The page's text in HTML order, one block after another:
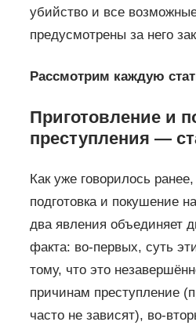
убийство и все
предусмотрены за него
Рассмотрим каждую
Приготовление и
преступления —
Как уже говорилось
подготовка и покушение
два явления объединяет
факта: во-первых, суть
тому, что это
причинам преступление
часто не зависят), во-